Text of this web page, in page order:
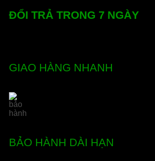
ĐỔI TRẢ TRONG 7 NGÀY
GIAO HÀNG NHANH
BẢO HÀNH DÀI HẠN